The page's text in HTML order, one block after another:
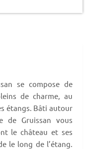
se compose de
de charme, au
étangs. Bâti autour
de Gruissan vous
le château et ses
le long de l’étang.